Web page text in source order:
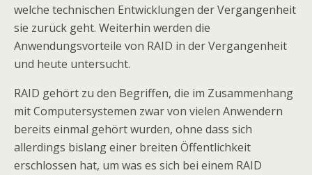
welche technischen Entwicklungen der Vergangenheit
sie zurück geht. Weiterhin werden die
Anwendungsvorteile von RAID in der Vergangenheit
und heute untersucht.
RAID gehört zu den Begriffen, die im Zusammenhang
mit Computersystemen zwar von vielen Anwendern
bereits einmal gehört wurden, ohne dass sich
allerdings bislang einer breiten Öffentlichkeit
erschlossen hat, um was es sich bei einem RAID